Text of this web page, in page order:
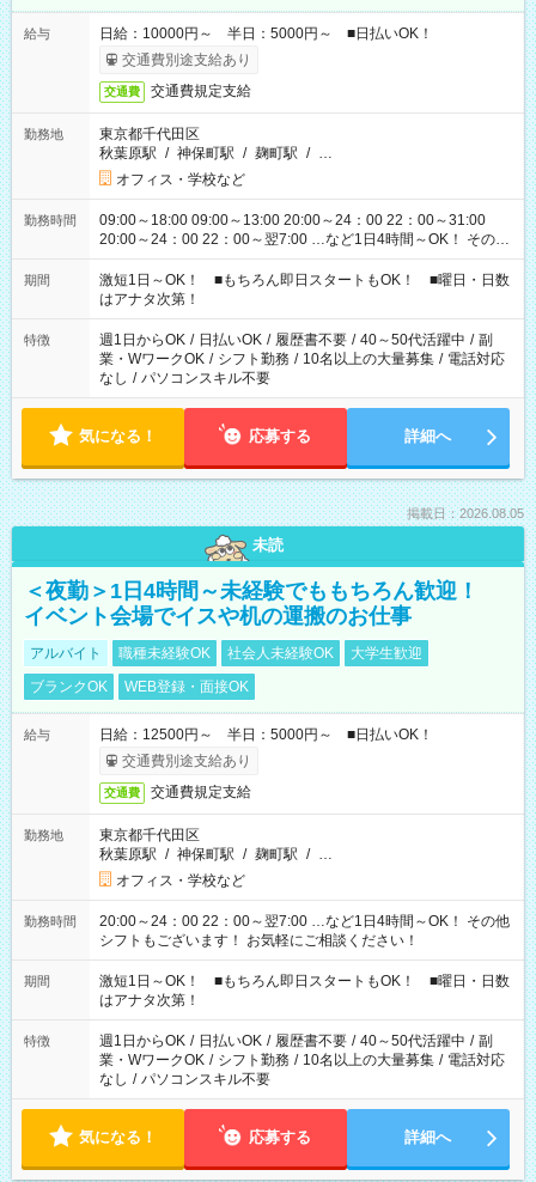
給与
日給：10000円～ 半日：5000円～ ■日払いOK！
交通費別途支給あり
交通費 交通費規定支給
勤務地
東京都千代田区
秋葉原駅 / 神保町駅 / 麹町駅 / …
オフィス・学校など
勤務時間
09:00～18:00 09:00～13:00 20:00～24：00 22：00～31:00
20:00～24：00 22：00～翌7:00 …など1日4時間～OK！ その他
シフトもございます！ お気軽にご相談ください！
期間
激短1日～OK！ ■もちろん即日スタートもOK！ ■曜日・日数
はアナタ次第！
特徴 週1日からOK / 日払いOK / 履歴書不要 / 40～50代活躍中 / 副
業・WワークOK / シフト勤務 / 10名以上の大量募集 / 電話対応
なし / パソコンスキル不要
気になる！ 応募する 詳細へ
掲載日：2026.08.05
未読
＜夜勤＞1日4時間～未経験でももちろん歓迎！
イベント会場でイスや机の運搬のお仕事
アルバイト 職種未経験OK 社会人未経験OK
大学生歓迎
ブランクOK
WEB登録・面接OK
給与
日給：12500円～ 半日：5000円～ ■日払いOK！
交通費別途支給あり
交通費 交通費規定支給
勤務地
東京都千代田区
秋葉原駅 / 神保町駅 / 麹町駅 / …
オフィス・学校など
勤務時間
20:00～24：00 22：00～翌7:00 …など1日4時間～OK！ その他
シフトもございます！ お気軽にご相談ください！
期間
激短1日～OK！ ■もちろん即日スタートもOK！ ■曜日・日数
はアナタ次第！
特徴 週1日からOK / 日払いOK / 履歴書不要 / 40～50代活躍中 / 副
業・WワークOK / シフト勤務 / 10名以上の大量募集 / 電話対応
なし / パソコンスキル不要
気になる！ 応募する 詳細へ